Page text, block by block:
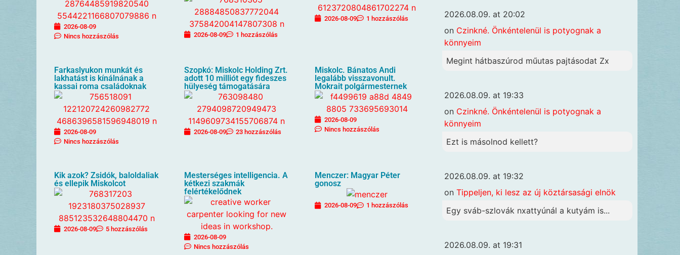
2026-08-09
Nincs hozzászólás
2026-08-09 1 hozzászólás
2026-08-09 1 hozzászólás
Farkaslyukon munkát és
lakhatást is kínálnának a
kassai roma családoknak
2026-08-09
Nincs hozzászólás
Szopkó: Miskolc Holding Zrt.
adott 10 milliót egy fideszes
hülyeség támogatására
2026-08-09 23 hozzászólás
Miskolc. Bánatos Andi
legalább visszavonult.
Mokrait polgármesternek
2026-08-09
Nincs hozzászólás
Kik azok? Zsidók, baloldaliak
és ellepik Miskolcot
2026-08-09 5 hozzászólás
Mesterséges intelligencia. A
kétkezi szakmák
felértékelődnek
2026-08-09
Nincs hozzászólás
Menczer: Magyar Péter
gonosz
2026-08-09 1 hozzászólás
2026.08.09. at 20:02
on Czinkné. Önkéntelenül is potyognak a
könnyeim
Megint hátbaszúrod műutas pajtásodat Zx
2026.08.09. at 19:33
on Czinkné. Önkéntelenül is potyognak a
könnyeim
Ezt is másolnod kellett?
2026.08.09. at 19:32
on Tippeljen, ki lesz az új köztársasági elnök
Egy sváb-szlovák nxattyúnál a kutyám is...
2026.08.09. at 19:31